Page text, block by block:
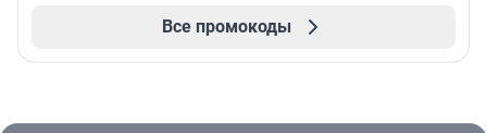
Все промокоды